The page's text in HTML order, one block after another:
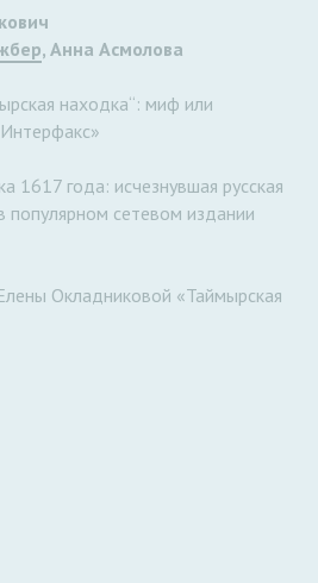
, Анна Асмолова
находка“: миф или
1617 года: исчезнувшая русская
популярном сетевом издании
Окладниковой «Таймырская